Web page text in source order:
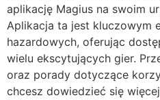
aplikację Magius na swoim
Aplikacja ta jest kluczowym
hazardowych, oferując
wielu ekscytujących gier.
oraz porady dotyczące
chcesz dowiedzieć się